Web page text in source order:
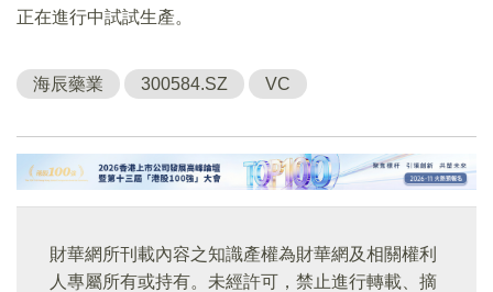
正在進行中試試生產。
海辰藥業 300584.SZ VC
財華網所刊載內容之知識產權為財華網及相關權利
人專屬所有或持有。未經許可，禁止進行轉載、摘